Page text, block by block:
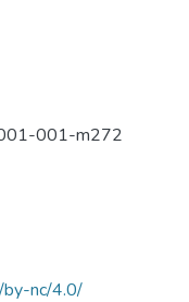
001-m272
by-nc/4.0/